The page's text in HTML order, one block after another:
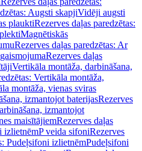
Augsti skapjiVidēji augsti
plauktiRezerves daļas paredzētas:
Magnētiskās
Rezerves daļas paredzētas: Ar
Rezerves daļas
Vertikāla montāža, darbināšana,
Vertikāla montāža,
montāža, vienas sviras
izmantojot baterijasRezerves
izmantojot
maisītājiemRezerves daļas
izlietnēmP veida sifoniRezerves
Pudeļsifoni izlietnēmPudeļsifoni